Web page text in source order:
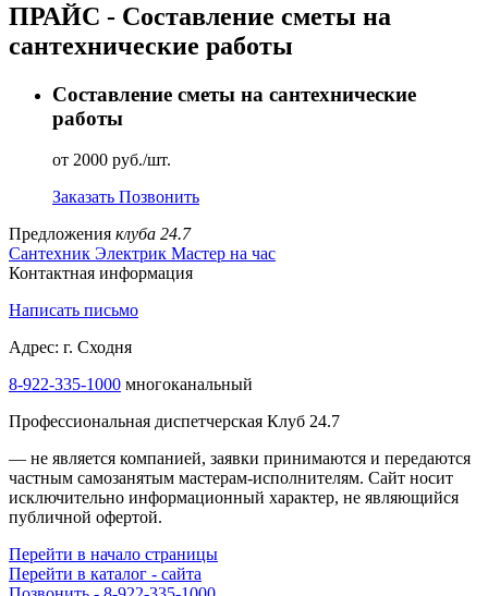
ПРАЙС - Составление сметы на
сантехнические работы
Составление сметы на сантехнические
работы
от 2000 руб./шт.
Заказать Позвонить
Предложения клуба 24.7
Сантехник Электрик Мастер на час
Контактная информация
Написать письмо
Адрес: г. Сходня
8-922-335-1000 многоканальный
Профессиональная диспетчерская Клуб 24.7
— не является компанией, заявки принимаются и передаются
частным самозанятым мастерам‑исполнителям. Сайт носит
исключительно информационный характер, не являющийся
публичной офертой.
Перейти в начало страницы
Перейти в каталог - сайта